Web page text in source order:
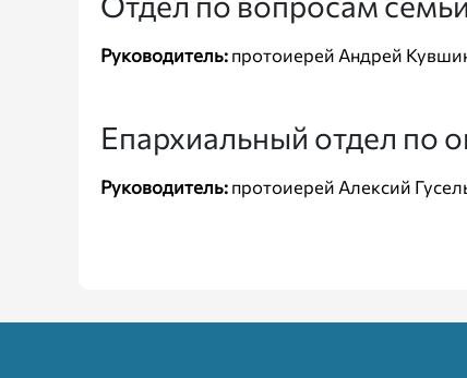
Руководитель: протоиерей Андрей
Епархиальный отдел по
Руководитель: протоиерей Алексий